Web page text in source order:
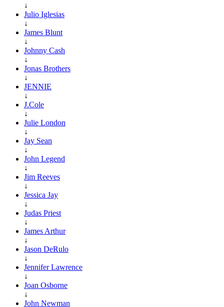
↓
Julio Iglesias
↓
James Blunt
↓
Johnny Cash
↓
Jonas Brothers
↓
JENNIE
↓
J.Cole
↓
Julie London
↓
Jay Sean
↓
John Legend
↓
Jim Reeves
↓
Jessica Jay
↓
Judas Priest
↓
James Arthur
↓
Jason DeRulo
↓
Jennifer Lawrence
↓
Joan Osborne
↓
John Newman